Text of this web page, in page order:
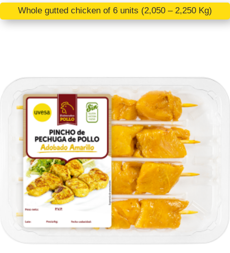
Whole gutted chicken of 6 units (2,050 – 2,250 Kg)